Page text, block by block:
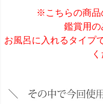
※こちらの商品
鑑賞用の
お風呂に入れるタイプ